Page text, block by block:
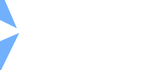
con efectivo en tu tienda más
tu cuenta Bitnovo o realiza compras